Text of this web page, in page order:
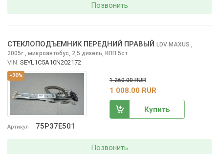
Позвонить
-20%
Артикул 75P37E501
СТЕКЛОПОДЪЕМНИК ПЕРЕДНИЙ ПРАВЫЙ LDV MAXUS ,
2005г., микроавтобус, 2,5 дизель, КПП 5ст.
VIN: SEYL1C5A10N202172
1 260.00 RUR
1 008.00 RUR
Купить
Позвонить